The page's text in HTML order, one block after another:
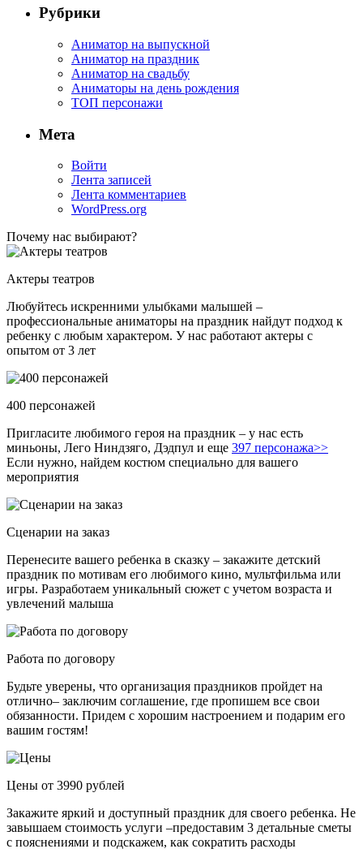
Рубрики
Аниматор на выпускной
Аниматор на праздник
Аниматор на свадьбу
Аниматоры на день рождения
ТОП персонажи
Мета
Войти
Лента записей
Лента комментариев
WordPress.org
Почему нас выбирают?
Актеры театров
Любуйтесь искренними улыбками малышей –
профессиональные аниматоры на праздник найдут подход к
ребенку с любым характером. У нас работают актеры с
опытом от 3 лет
400 персонажей
Пригласите любимого героя на праздник – у нас есть
миньоны, Лего Ниндзяго, Дэдпул и еще 397 персонажа>>
Если нужно, найдем костюм специально для вашего
мероприятия
Сценарии на заказ
Перенесите вашего ребенка в сказку – закажите детский
праздник по мотивам его любимого кино, мультфильма или
игры. Разработаем уникальный сюжет с учетом возраста и
увлечений малыша
Работа по договору
Будьте уверены, что организация праздников пройдет на
отлично– заключим соглашение, где пропишем все свои
обязанности. Придем с хорошим настроением и подарим его
вашим гостям!
Цены от 3990 рублей
Закажите яркий и доступный праздник для своего ребенка. Не
завышаем стоимость услуги –предоставим 3 детальные сметы
с пояснениями и подскажем, как сократить расходы